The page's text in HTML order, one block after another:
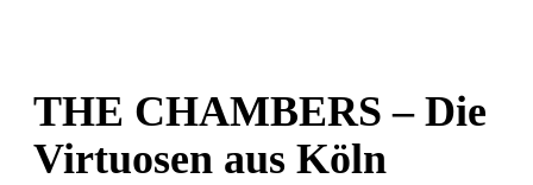
THE CHAMBERS – Die
Virtuosen aus Köln